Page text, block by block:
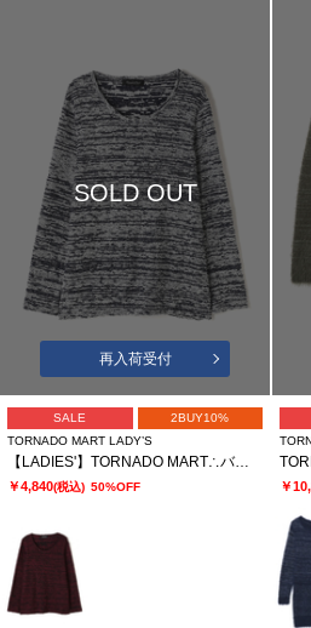
SOLD OUT
再入荷受付
SALE
2BUY10%
TORNADO MART LADY’S
【LADIES'】TORNADO MART∴バブリーパイルUネックプルオーバー
￥4,840(税込) 50%OFF ￥